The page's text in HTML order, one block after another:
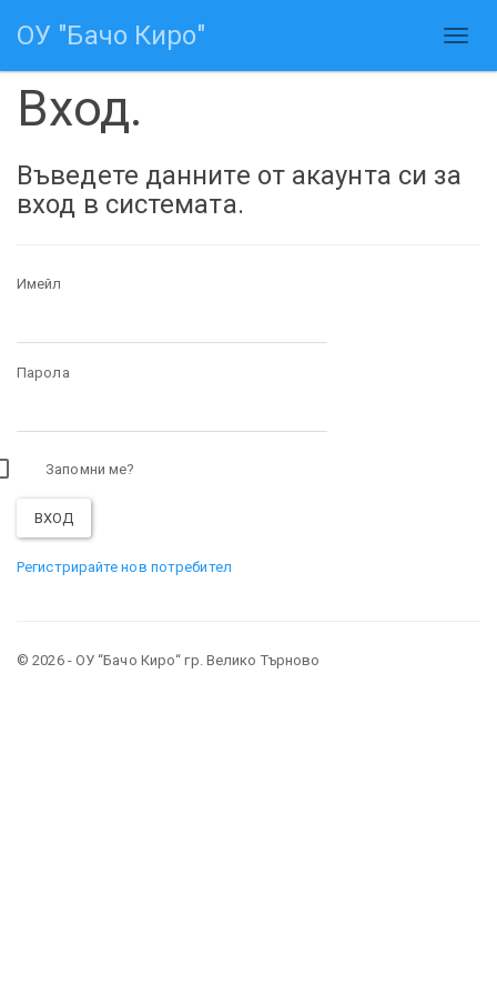
ОУ "Бачо Киро"
Вход.
Въведете данните от акаунта си за
вход в системата.
Имейл
Парола
Запомни ме?
Регистрирайте нов потребител
© 2026 - ОУ “Бачо Киро“ гр. Велико Търново